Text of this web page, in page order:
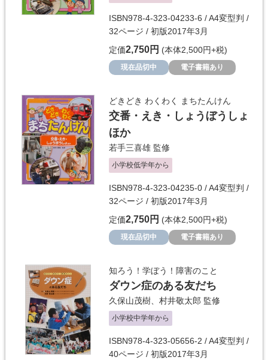
ISBN978-4-323-04233-6 / A4変型判 /
32ページ / 初版2017年3月
定価2,750円 (本体2,500円+税)
現在品切中 電子書籍あり
どきどき わくわく まちたんけん
交番・えき・しょうぼうしょ
ほか
若手三喜雄 監修
小学校低学年から
ISBN978-4-323-04235-0 / A4変型判 /
32ページ / 初版2017年3月
定価2,750円 (本体2,500円+税)
現在品切中 電子書籍あり
知ろう！学ぼう！障害のこと
ダウン症のある友だち
久保山茂樹 村井敬太郎 監修
小学校中学年から
ISBN978-4-323-05656-2 / A4変型判 /
40ページ / 初版2017年3月